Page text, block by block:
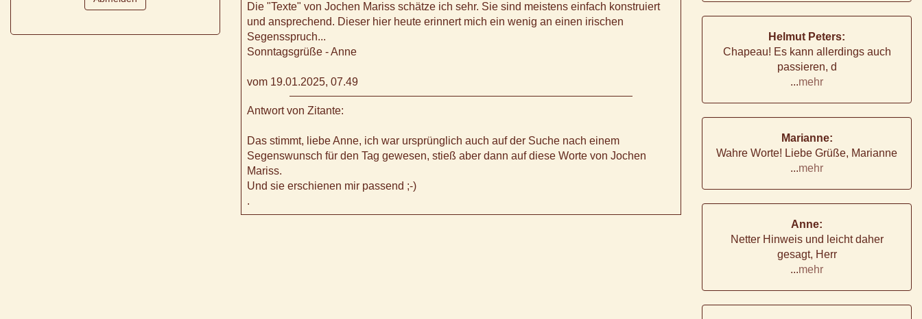
Die "Texte" von Jochen Mariss schätze ich sehr. Sie sind meistens einfach konstruiert
und ansprechend. Dieser hier heute erinnert mich ein wenig an einen irischen
Segensspruch...
Sonntagsgrüße - Anne
vom 19.01.2025, 07.49
Antwort von Zitante:
Das stimmt, liebe Anne, ich war ursprünglich auch auf der Suche nach einem
Segenswunsch für den Tag gewesen, stieß aber dann auf diese Worte von Jochen
Mariss.
Und sie erschienen mir passend ;-)
.
Helmut Peters:
Chapeau! Es kann allerdings auch
passieren, d
...mehr
Marianne:
Wahre Worte! Liebe Grüße, Marianne
...mehr
Anne:
Netter Hinweis und leicht daher
gesagt, Herr
...mehr